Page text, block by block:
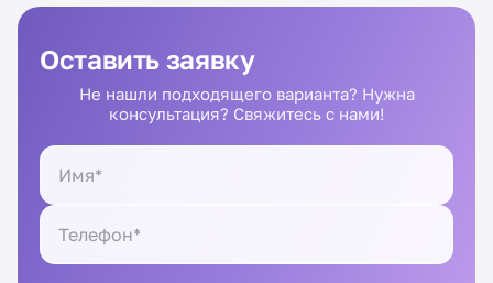
Оставить заявку
Не нашли подходящего варианта? Нужна
консультация? Свяжитесь с нами!